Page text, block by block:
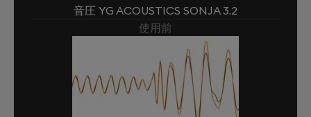
音圧 YG ACOUSTICS SONJA 3.2
使用前